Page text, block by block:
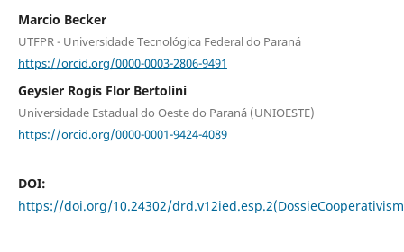
Marcio Becker
UTFPR - Universidade Tecnológica Federal do Paraná
https://orcid.org/0000-0003-2806-9491
Geysler Rogis Flor Bertolini
Universidade Estadual do Oeste do Paraná (UNIOESTE)
https://orcid.org/0000-0001-9424-4089
DOI:
https://doi.org/10.24302/